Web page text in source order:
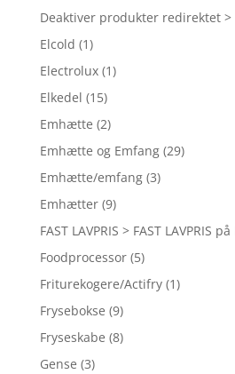
Deaktiver produkter redirektet >
Elcold (1)
Electrolux (1)
Elkedel (15)
Emhætte (2)
Emhætte og Emfang (29)
Emhætte/emfang (3)
Emhætter (9)
FAST LAVPRIS > FAST LAVPRIS
Foodprocessor (5)
Friturekogere/Actifry (1)
Frysebokse (9)
Fryseskabe (8)
Gense (3)